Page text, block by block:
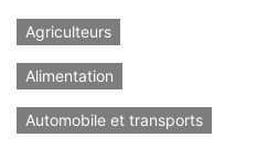
Agriculteurs
Alimentation
Automobile et transports